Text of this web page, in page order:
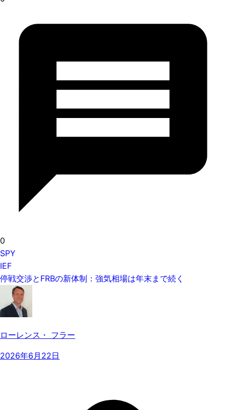
0
SPY
IEF
停戦交渉とFRBの新体制：強気相場は年末まで続く
ローレンス・ フラー
2026年6月22日